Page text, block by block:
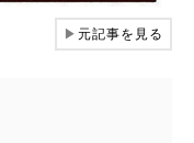
▶元記事を見る